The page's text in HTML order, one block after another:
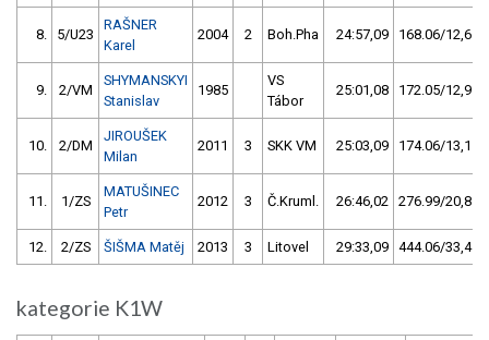
8. 5/U23
RAŠNER
Karel
2004 2 Boh.Pha 24:57,09 168.06/12,6
9. 2/VM
SHYMANSKYI
Stanislav
1985
VS
Tábor
25:01,08 172.05/12,9
10. 2/DM
JIROUŠEK
Milan
2011 3 SKK VM 25:03,09 174.06/13,1
11. 1/ZS
MATUŠINEC
Petr
2012 3 Č.Kruml. 26:46,02 276.99/20,8
12. 2/ZS ŠIŠMA Matěj 2013 3 Litovel 29:33,09 444.06/33,4
kategorie K1W